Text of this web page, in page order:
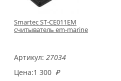
Smartec ST-CE011EM
считыватель em-marine
Артикул: 27034
Цена:1 300 ₽